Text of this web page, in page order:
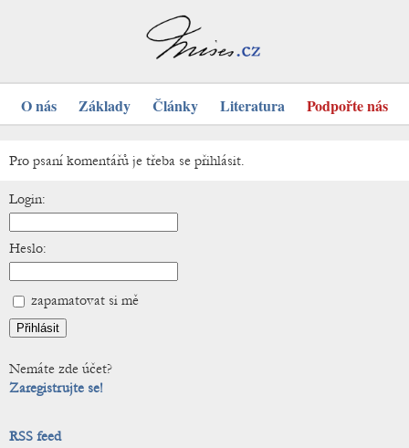
O nás Základy Články Literatura Podpořte nás
Pro psaní komentářů je třeba se přihlásit.
Login:
Heslo:
zapamatovat si mě
Nemáte zde účet?
Zaregistrujte se!
RSS feed